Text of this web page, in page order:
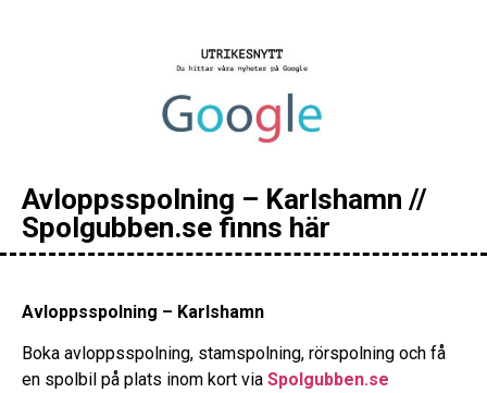
Avloppsspolning – Karlshamn //
Spolgubben.se finns här
Avloppsspolning – Karlshamn
Boka avloppsspolning, stamspolning, rörspolning och få
en spolbil på plats inom kort via Spolgubben.se